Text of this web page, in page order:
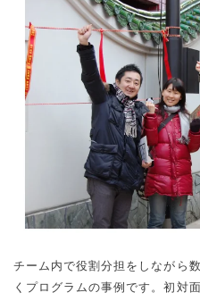
チーム内で役割分担をしながら
くプログラムの事例です。初対